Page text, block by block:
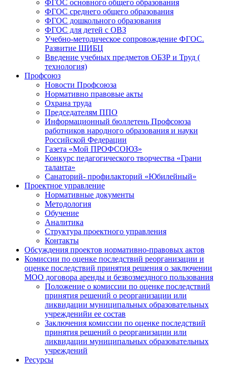
ФГОС основного общего образования
ФГОС среднего общего образования
ФГОС дошкольного образования
ФГОС для детей с ОВЗ
Учебно-методическое сопровождение ФГОС.
Развитие ШИБЦ
Введение учебных предметов ОБЗР и Труд (
технология)
Профсоюз
Новости Профсоюза
Нормативно правовые акты
Охрана труда
Председателям ППО
Информационный бюллетень Профсоюза
работников народного образования и науки
Российской Федерации
Газета «Мой ПРОФСОЮЗ»
Конкурс педагогического творчества «Грани
таланта»
Санаторий- профилакторий «Юбилейный»
Проектное управление
Нормативные документы
Методология
Обучение
Аналитика
Структура проектного управления
Контакты
Обсуждения проектов нормативно-правовых актов
Комиссии по оценке последствий реорганизации и
оценке последствий принятия решения о заключении
МОО договора аренды и безвозмездного пользования
Положение о комиссии по оценке последствий
принятия решений о реорганизации или
ликвидации муниципальных образовательных
учрежденийи ее состав
Заключения комиссии по оценке последствий
принятия решений о реорганизации или
ликвидации муниципальных образовательных
учреждений
Ресурсы